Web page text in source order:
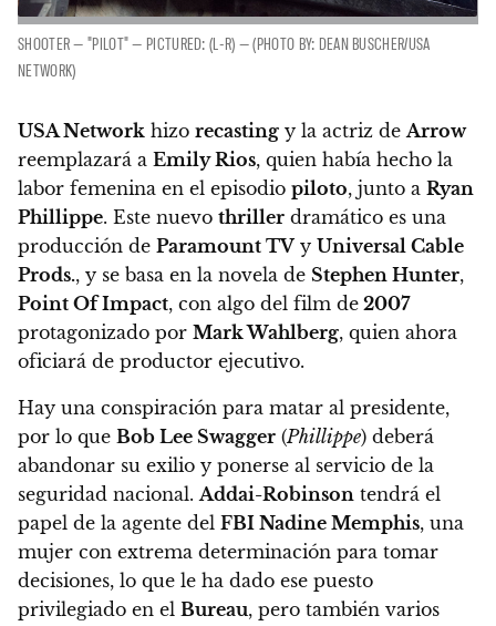
SHOOTER — "PILOT" — PICTURED: (L-R) — (PHOTO BY: DEAN BUSCHER/USA
NETWORK)
USA Network hizo recasting y la actriz deArrow
reemplazará a Emily Rios, quien había hecho la
labor femenina en el episodio piloto, junto a Ryan
Phillippe. Este nuevo thriller dramático es una
producción de Paramount TVy Universal Cable
Prods., y se basa en la novela de Stephen Hunter,
Point Of Impact, con algo del film de 2007
protagonizado por Mark Wahlberg, quien ahora
oficiará de productor ejecutivo.
Hay una conspiración para matar al presidente,
por lo que Bob Lee Swagger (Phillippe) deberá
abandonar su exilio y ponerse al servicio de la
seguridad nacional.Addai-Robinson tendrá el
papel de la agente del FBI Nadine Memphis, una
mujer con extrema determinación para tomar
decisiones, lo que le ha dado ese puesto
privilegiado en el Bureau, pero también varios